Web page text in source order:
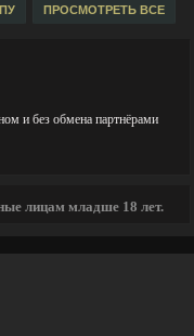
ПРОСМОТРЕТЬ ВСЕ
и без обмена партнёрами
лицам младше 18 лет.